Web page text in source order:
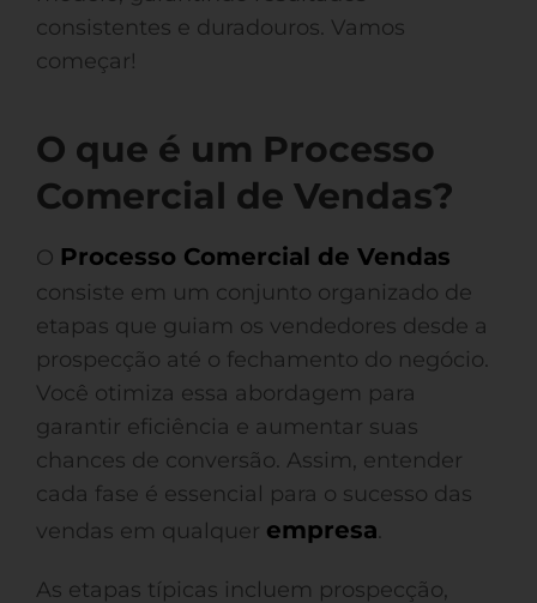
consistentes e duradouros. Vamos
começar!
O que é um Processo
Comercial de Vendas?
O Processo Comercial de Vendas
consiste em um conjunto organizado de
etapas que guiam os vendedores desde a
prospecção até o fechamento do negócio.
Você otimiza essa abordagem para
garantir eficiência e aumentar suas
chances de conversão. Assim, entender
cada fase é essencial para o sucesso das
vendas em qualquer empresa.
As etapas típicas incluem prospecção,